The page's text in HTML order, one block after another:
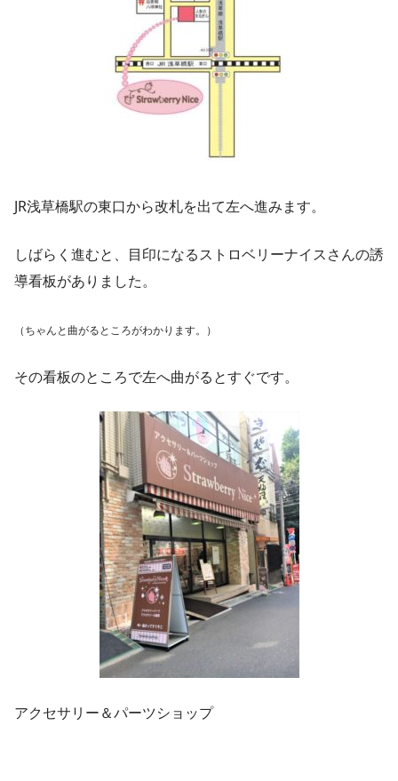
JR浅草橋駅の東口から改札を出て左へ進みます。
しばらく進むと、目印になるストロベリーナイスさんの誘
導看板がありました。
（ちゃんと曲がるところがわかります。）
その看板のところで左へ曲がるとすぐです。
アクセサリー＆パーツショップ